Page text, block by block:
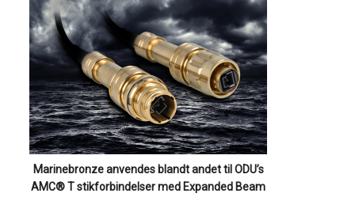
Marinebronze anvendes blandt andet til ODU’s
AMC® T stikforbindelser med Expanded Beam